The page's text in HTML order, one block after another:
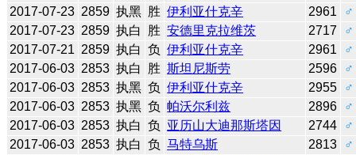
2017-07-23 2859 执黑 胜 伊利亚什克辛 2961
♂
2017-07-23 2859 执白 胜 安德里克拉维茨 2717
♂
2017-07-21 2859 执白 负 伊利亚什克辛 2961
♂
2017-06-03 2853 执白 胜 斯坦尼斯劳 2596
♂
2017-06-03 2853 执黑 负 伊利亚什克辛 2955
♂
2017-06-03 2853 执黑 负 帕沃尔利兹 2896
♂
2017-06-03 2853 执白 负 亚历山大迪那斯塔因 2744
♂
2017-06-03 2853 执白 负 马特乌斯 2813
♂